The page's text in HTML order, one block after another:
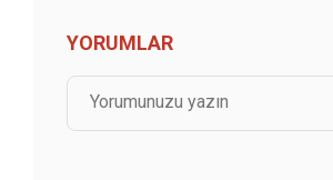
YORUMLAR